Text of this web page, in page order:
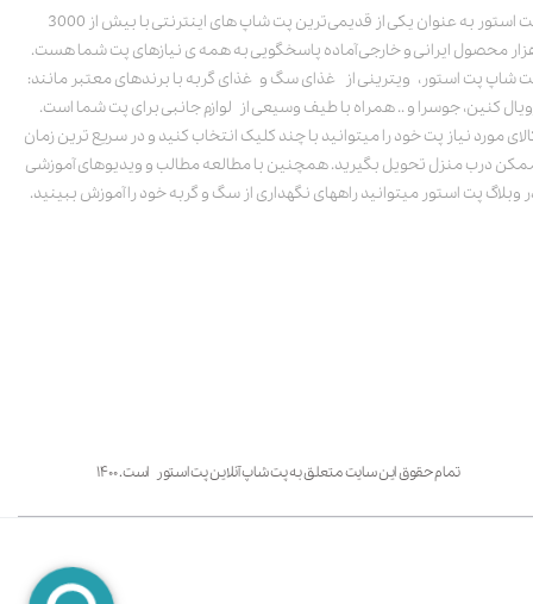
پت استور به عنوان یکی از قدیمی‌ترین پت شاپ های اینترنتی با بیش از 3000
محصول ایرانی و خارجی آماده پاسخگویی به همه ی نیازهای پت شما هست.
شاپ پت استور، ویترینی از غذای سگ و غذای گربه با برندهای معتبر مانند:
کنین، جوسرا و .. همراه با طیف وسیعی از لوازم جانبی برای پت شما است.
مورد نیاز پت خود را میتوانید با چند کلیک انتخاب کنید و در سریع ترین زمان
درب منزل تحویل بگیرید. همچنین با مطالعه مطالب و ویدیوهای آموزشی
وبلاگ پت استور میتوانید راههای نگهداری از سگ و گربه خود را آموزش ببینید.
تمام حقوق این سایت متعلق به پت شاپ آنلاین پت استور است. ۱۴۰۰